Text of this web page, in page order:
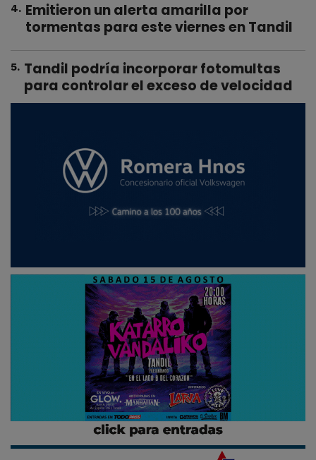
4. Emitieron un alerta amarilla por
tormentas para este viernes en Tandil
5. Tandil podría incorporar fotomultas
para controlar el exceso de velocidad